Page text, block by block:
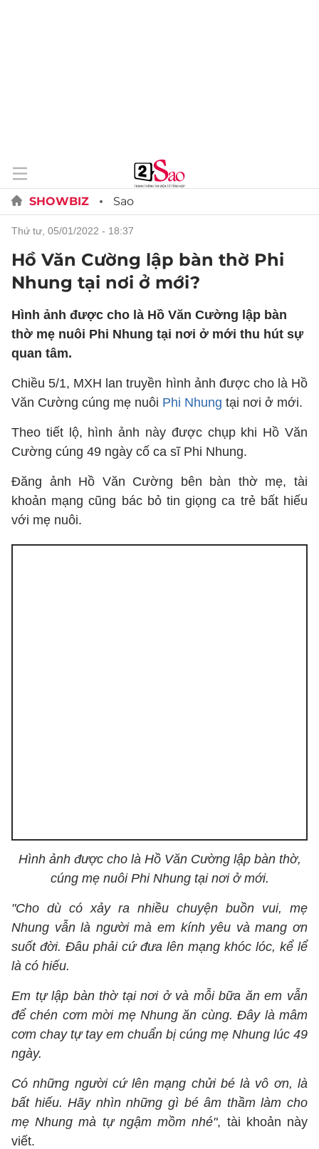
SHOWBIZ Sao
thứ tư, 05/01/2022 - 18:37
Hồ Văn Cường lập bàn thờ Phi
Nhung tại nơi ở mới?
Hình ảnh được cho là Hồ Văn Cường lập bàn
thờ mẹ nuôi Phi Nhung tại nơi ở mới thu hút sự
quan tâm.
Chiều 5/1, MXH lan truyền hình ảnh được cho là Hồ
Văn Cường cúng mẹ nuôi Phi Nhung tại nơi ở mới.
Theo tiết lộ, hình ảnh này được chụp khi Hồ Văn
Cường cúng 49 ngày cố ca sĩ Phi Nhung.
Đăng ảnh Hồ Văn Cường bên bàn thờ mẹ, tài
khoản mạng cũng bác bỏ tin giọng ca trẻ bất hiếu
với mẹ nuôi.
Hình ảnh được cho là Hồ Văn Cường lập bàn thờ,
cúng mẹ nuôi Phi Nhung tại nơi ở mới.
"Cho dù có xảy ra nhiều chuyện buồn vui, mẹ
Nhung vẫn là người mà em kính yêu và mang ơn
suốt đời. Đâu phải cứ đưa lên mạng khóc lóc, kể lể
là có hiếu.
Em tự lập bàn thờ tại nơi ở và mỗi bữa ăn em vẫn
để chén cơm mời mẹ Nhung ăn cùng. Đây là mâm
cơm chay tự tay em chuẩn bị cúng mẹ Nhung lúc 49
ngày.
Có những người cứ lên mạng chửi bé là vô ơn, là
bất hiếu. Hãy nhìn những gì bé âm thầm làm cho
mẹ Nhung mà tự ngậm mồm nhé", tài khoản này
viết.